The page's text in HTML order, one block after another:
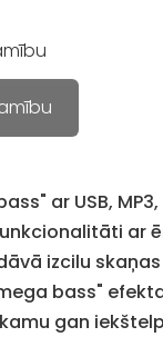
ar USB,
ar
izcilu
bass"
gan